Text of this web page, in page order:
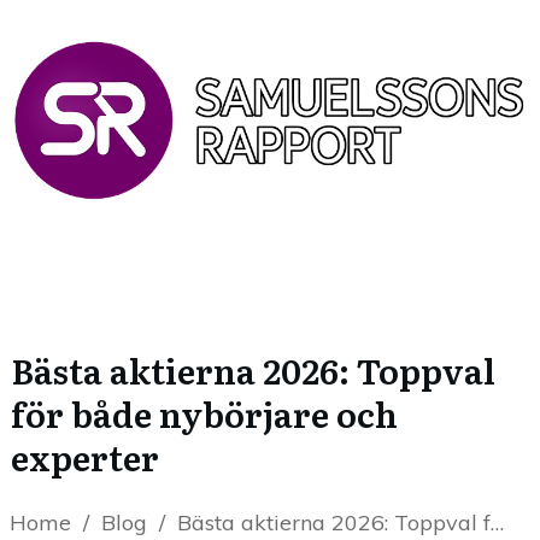
Bästa aktierna 2026: Toppval
för både nybörjare och
experter
Home / Blog / Bästa aktierna 2026: Toppval för både nybörjare och experter